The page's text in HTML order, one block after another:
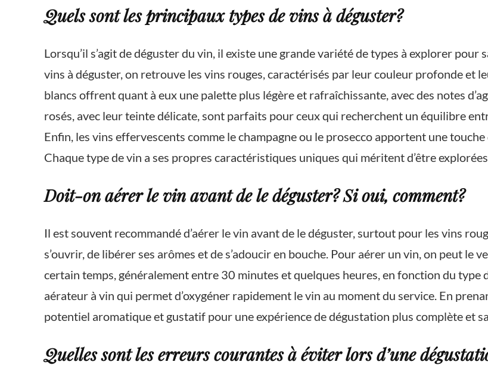
Quels sont les principaux types de vins à déguster?
Lorsqu’il s’agit de déguster du vin, il existe une grande variété de types à explorer
vins à déguster, on retrouve les vins rouges, caractérisés par leur couleur profonde et
blancs offrent quant à eux une palette plus légère et rafraîchissante, avec des notes
rosés, avec leur teinte délicate, sont parfaits pour ceux qui recherchent un équilibre
Enfin, les vins effervescents comme le champagne ou le prosecco apportent une
Chaque type de vin a ses propres caractéristiques uniques qui méritent d’être
Doit-on aérer le vin avant de le déguster? Si oui, comment?
Il est souvent recommandé d’aérer le vin avant de le déguster, surtout pour les vins
s’ouvrir, de libérer ses arômes et de s’adoucir en bouche. Pour aérer un vin, on peut le
certain temps, généralement entre 30 minutes et quelques heures, en fonction du type
aérateur à vin qui permet d’oxygéner rapidement le vin au moment du service. En
potentiel aromatique et gustatif pour une expérience de dégustation plus complète et
Quelles sont les erreurs courantes à éviter lors d’une